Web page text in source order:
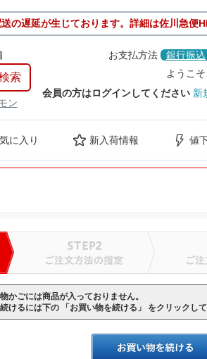
の遅延が生じております。詳細は佐川急便
お支払方法 銀行振込
ン
ようこ
会員の方はログインしてください 新
に入り 新入荷情報 値
かごには商品が入っておりません。
けるには下の 「お買い物を続ける」 をクリックして